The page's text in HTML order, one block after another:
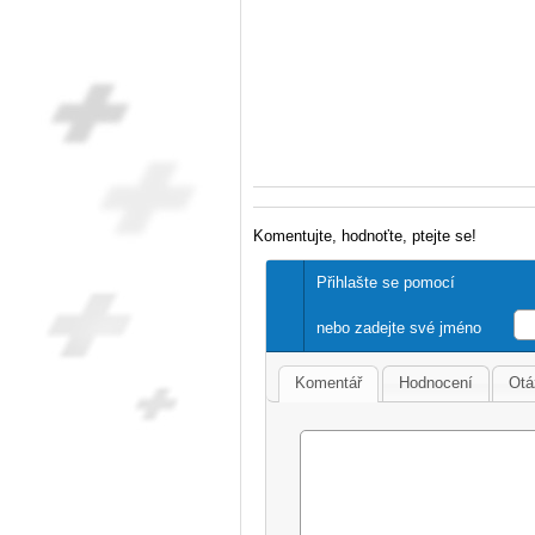
Komentujte, hodnoťte, ptejte se!
Přihlašte se pomocí
nebo zadejte své jméno
Komentář Hodnocení